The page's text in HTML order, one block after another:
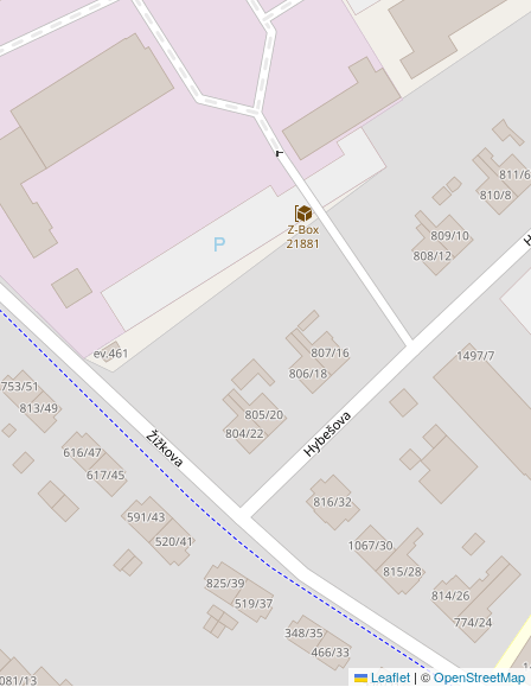
Leaflet | ©OpenStreetMap